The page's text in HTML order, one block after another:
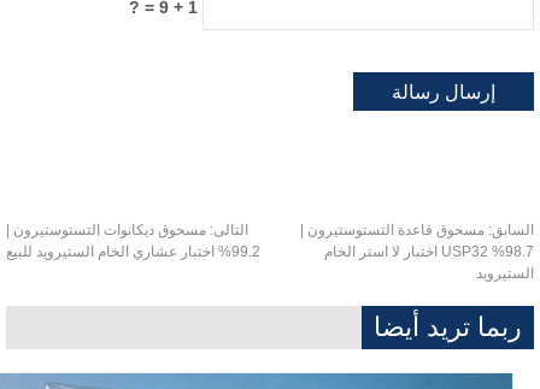
مسحوق قاعدة التستوستيرون |
98.7% USP32 اختبار لا استر الخام
التالى:مسحوق ديكانوات التستوستيرون |
99.2% اختبار عشاري الخام الستيرويد للبيع
ربما تريد أيضا